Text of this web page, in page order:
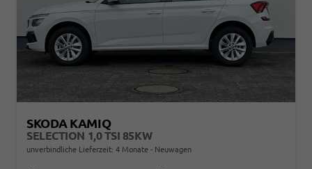
SKODA KAMIQ
SELECTION 1,0 TSI 85KW
unverbindliche Lieferzeit: 4 Monate Neuwagen